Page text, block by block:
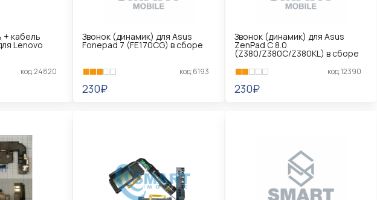
+ кабель
Lenovo
код:24820
Звонок (динамик) для Asus
Fonepad 7 (FE170CG) в сборе
код:6193
230₽
Звонок (динамик) для Asus
ZenPad C 8.0
(Z380/Z380C/Z380KL) в сборе
код:12390
230₽